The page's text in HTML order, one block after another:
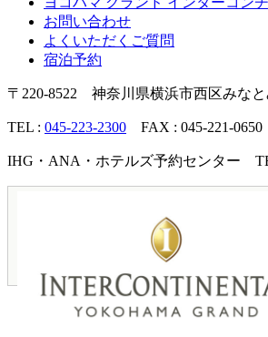
お問い合わせ
よくいただくご質問
宿泊予約
〒220-8522 神奈川県横浜市西区みなと
TEL : 045-223-2300 FAX : 045-221-0650
IHG・ANA・ホテルズ予約センター